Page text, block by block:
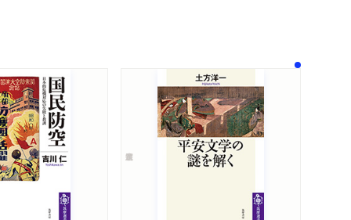
八雲の全訳刊行
ナ問題と言語学
語』